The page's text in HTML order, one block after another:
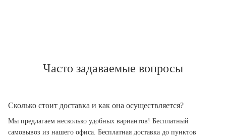
Часто задаваемые вопросы
Сколько стоит доставка и как она осуществляется?
Мы предлагаем несколько удобных вариантов! Бесплатный
самовывоз из нашего офиса. Бесплатная доставка до пунктов